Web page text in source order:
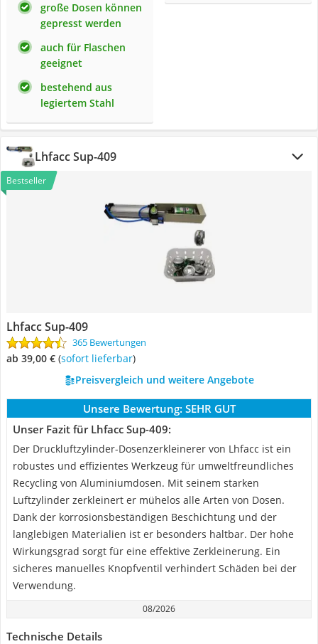
große Dosen können
gepresst werden
auch für Flaschen
geeignet
bestehend aus
legiertem Stahl
Lhfacc Sup-409
Bestseller
Lhfacc Sup-409
365 Bewertungen
ab 39,00 € ( Sofort lieferbar)
Preisvergleich und weitere Angebote
Unsere Bewertung: SEHR GUT
Unser Fazit für Lhfacc Sup-409:
Der Druckluftzylinder-Dosenzerkleinerer von Lhfacc ist ein
robustes und effizientes Werkzeug für umweltfreundliches
Recycling von Aluminiumdosen. Mit seinem starken
Luftzylinder zerkleinert er mühelos alle Arten von Dosen.
Dank der korrosionsbeständigen Beschichtung und der
langlebigen Materialien ist er besonders haltbar. Der hohe
Wirkungsgrad sorgt für eine effektive Zerkleinerung. Ein
sicheres manuelles Knopfventil verhindert Schäden bei der
Verwendung.
08/2026
Technische Details